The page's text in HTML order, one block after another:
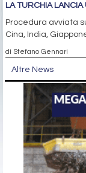
LA TURCHIA LANCIA
Procedura avviata
Cina, India,
di Stefano Gennari
Altre News